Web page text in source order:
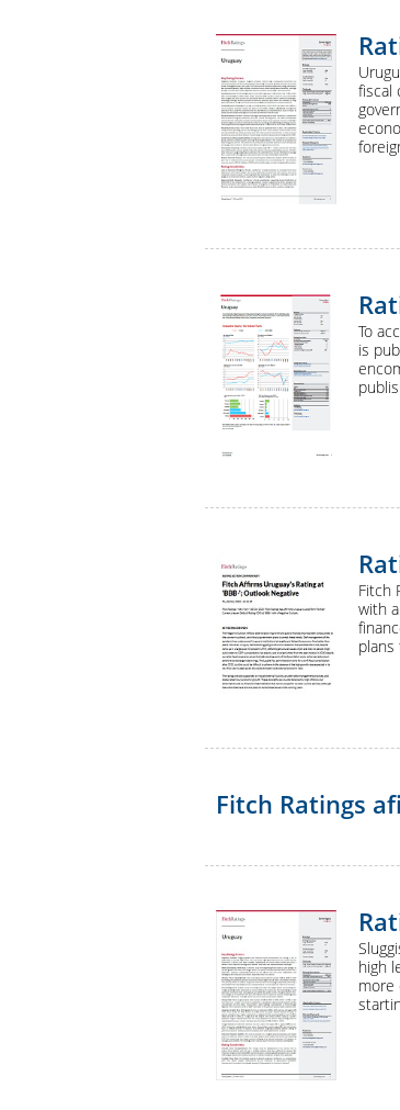
fiscal
To
is
Fitch
with
Fitch Ratings
high
more